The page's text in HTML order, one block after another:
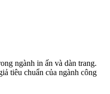
ngành in ấn và dàn trang.
tiêu chuẩn của ngành công